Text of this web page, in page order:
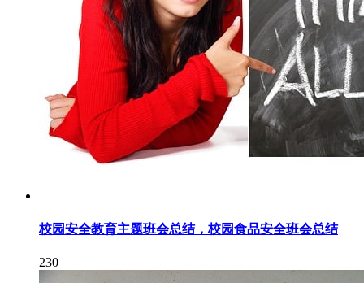
校园安全教育主题班会总结，校园食品安全班会总结
230